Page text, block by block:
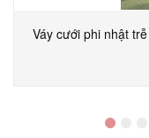
Váy cưới phi nhật